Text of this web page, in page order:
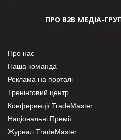
ПРО В2В МЕДІА-
Про нас
Наша команда
Реклама на порталі
Тренінговий центр
Конференції TradeMaster
Національні Премії
Журнал TradeMaster